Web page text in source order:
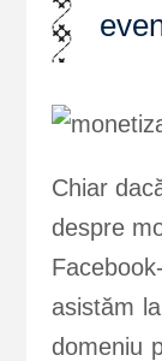
Chiar
despre
asistăm
domeniu